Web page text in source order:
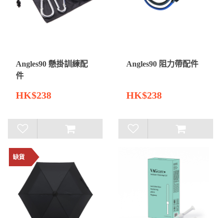
Angles90 懸掛訓練配
件
HK$238
Angles90 阻力帶配件
HK$238
缺貨